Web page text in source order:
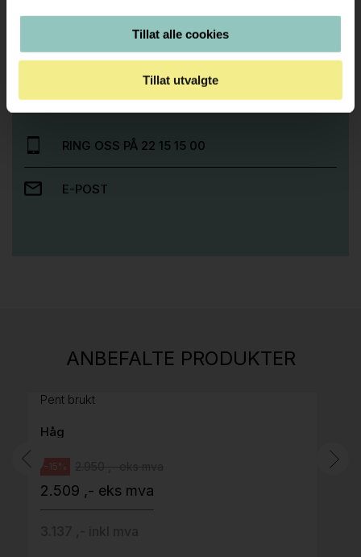
Tillat alle cookies
Tillat utvalgte
Trenger du hjelp med et større kjøp eller
Ta kontakt med oss så hjelper vi deg!
RING OSS PÅ 22 15 15 00
E-POST
ANBEFALTE PRODUKTER
Pent brukt
Håg
-15%
2.509 ,- eks mva